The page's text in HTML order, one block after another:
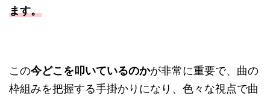
ます。
この今どこを叩いているのかが非常に重要で、曲の
枠組みを把握する手掛かりになり、色々な視点で曲